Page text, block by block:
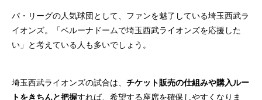
パ・リーグの人気球団として、ファンを魅了している埼玉西武ラ
イオンズ。「ベルーナドームで埼玉西武ライオンズを応援した
い」と考えている人も多いでしょう。
埼玉西武ライオンズの試合は、 チケット販売の仕組みや購入ルー
トをきちんと把握すれば、希望する座席を確保しやすくなりま